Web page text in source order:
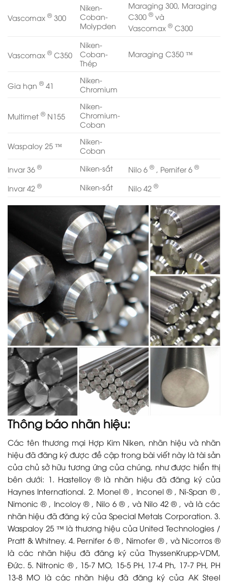
Vascomax ® 300
Niken-
Coban-
Molypden
Maraging 300, Maraging
C300® và
Vascomax® C300
Vascomax ® C350
Niken-
Coban-
Thép
Maraging C350 ™
Gia hạn ® 41
Niken-
Chromium
Multimet ® N155
Niken-
Chromium-
Coban
Waspaloy 25 ™
Niken-
Coban
Invar 36 ® Niken-sắt Nilo 6® , Pernifer 6®
Invar 42 ® Niken-sắt Nilo 42®
Thông báo nhãn hiệu:
Các tên thương mại Hợp Kim Niken, nhãn hiệu và nhãn
hiệu đã đăng ký được đề cập trong bài viết này là tài sản
của chủ sở hữu tương ứng của chúng, như được hiển thị
bên dưới: 1. Hastelloy ® là nhãn hiệu đã đăng ký của
Haynes International. 2. Monel ® , Inconel ® , Ni-Span ® ,
Nimonic ® , Incoloy ® , Nilo 6 ® , và Nilo 42 ® , và là các
nhãn hiệu đã đăng ký của Special Metals Corporation. 3.
Waspaloy 25 ™ là thương hiệu của United Technologies /
Pratt & Whitney. 4. Pernifer 6 ® , Nimofer ® , và Nicorros ®
là các nhãn hiệu đã đăng ký của ThyssenKrupp-VDM,
Đức. 5. Nitronic ® , 15-7 MO, 15-5 PH, 17-4 Ph, 17-7 PH, PH
13-8 MO là các nhãn hiệu đã đăng ký của AK Steel